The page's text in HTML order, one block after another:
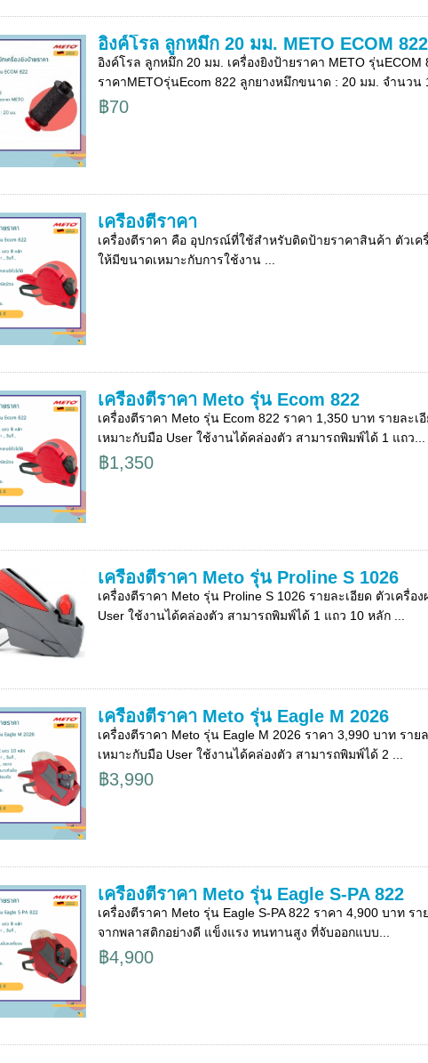
อิงค์โรล ลูกหมึก 20 มม. METO ECOM 822
อิงค์โรล ลูกหมึก 20 มม. เครื่องยิงป้ายราคา METO รุ่น
ราคาMETOรุ่นEcom 822 ลูกยางหมึกขนาด : 20 มม. จำนวน
฿70
เครื่องตีราคา
เครื่องตีราคา คือ อุปกรณ์ที่ใช้สำหรับติดป้ายราคาสินค้า ตัวเ
ให้มีขนาดเหมาะกับการใช้งาน ...
เครื่องตีราคา Meto รุ่น Ecom 822
เครื่องตีราคา Meto รุ่น Ecom 822 ราคา 1,350 บาท รายล
เหมาะกับมือ User ใช้งานได้คล่องตัว สามารถพิมพ์ได้ 1 แถว...
฿1,350
เครื่องตีราคา Meto รุ่น Proline S 1026
เครื่องตีราคา Meto รุ่น Proline S 1026 รายละเอียด ตัวเค
User ใช้งานได้คล่องตัว สามารถพิมพ์ได้ 1 แถว 10 หลัก ...
เครื่องตีราคา Meto รุ่น Eagle M 2026
เครื่องตีราคา Meto รุ่น Eagle M 2026 ราคา 3,990 บาท ร
เหมาะกับมือ User ใช้งานได้คล่องตัว สามารถพิมพ์ได้ 2 ...
฿3,990
เครื่องตีราคา Meto รุ่น Eagle S-PA 822
เครื่องตีราคา Meto รุ่น Eagle S-PA 822 ราคา 4,900 บาท
จากพลาสติกอย่างดี แข็งแรง ทนทานสูง ที่จับออกแบบ...
฿4,900